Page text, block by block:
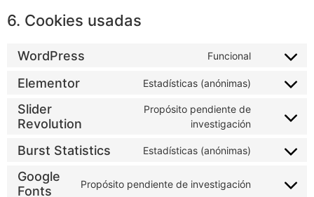
6. Cookies usadas
WordPress Funcional
Elementor Estadísticas (anónimas)
Slider
Revolution
Propósito pendiente de
investigación
Burst Statistics Estadísticas (anónimas)
Google
Fonts
Propósito pendiente de investigación